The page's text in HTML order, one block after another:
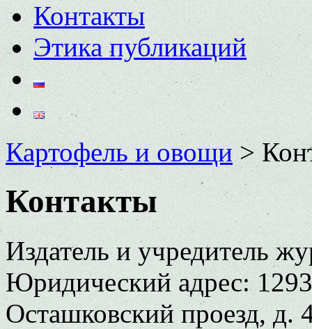
Контакты
Этика публикаций
Картофель и овощи>
Контакты
Издатель и
Юридический адрес:
Осташковский проезд, д.